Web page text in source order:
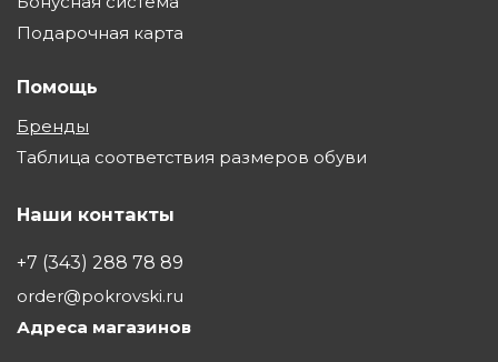
Подарочная карта
Помощь
Бренды
Таблица соответствия размеров обуви
Наши контакты
+7 (343) 288 78 89
order@pokrovski.ru
Адреса магазинов